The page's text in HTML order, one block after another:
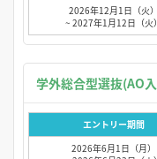
2026年12月1日（火）
~ 2027年1月12日（火）
エントリー期間
2026年6月1日（月）